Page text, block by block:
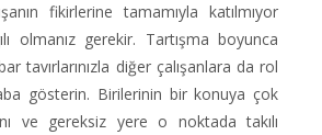
fikirlerine tamamıyla katılmıyor
olmanız gerekir. Tartışma boyunca
tavırlarınızla diğer çalışanlara da rol
gösterin. Birilerinin bir konuya çok
ve gereksiz yere o noktada takılı